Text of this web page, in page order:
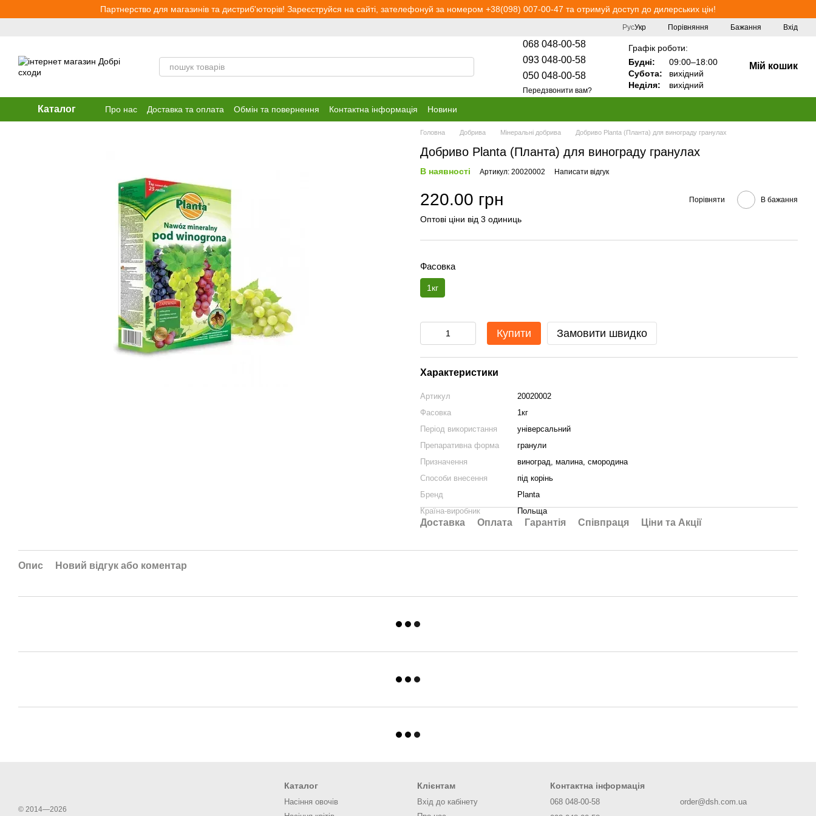
Перейти до основного контентуПартнерство для магазинів та дистриб'юторів! Зареєструйся на сайті, зателефонуй за номером +38(098) 007-00-47 та отримуй доступ до дилерських цін!
РусУкр Порівняння Бажання Вхід
068 048-00-58
093 048-00-58
050 048-00-58
Передзвонити вам?
Графік роботи:
Будні:
09:00–18:00
Субота:
вихідний
Неділя:
вихідний
Мій кошик
Каталог Про нас Доставка та оплата Обмін та повернення Контактна інформація Новини
Головна Добрива Мінеральні добрива Добриво Planta (Планта) для винограду гранулах
Добриво Planta (Планта) для винограду гранулах
В наявності Артикул: 20020002 Написати відгук
220.00 грн Порівняти В бажання
Оптові ціни від 3 одиниць
Фасовка
1кг
Купити Замовити швидко
Характеристики
Артикул
20020002
Фасовка
1кг
Період використання
універсальний
Препаративна форма
гранули
Призначення
виноград, малина, смородина
Способи внесення
під корінь
Бренд
Planta
Країна-виробник
Польща
Доставка Оплата Гарантія Співпраця Ціни та Акції
Опис Новий відгук або коментар
© 2014—2026
Каталог
Насіння овочів
Клієнтам
Вхід до кабінету
Контактна інформація
068 048-00-58
order@dsh.com.ua